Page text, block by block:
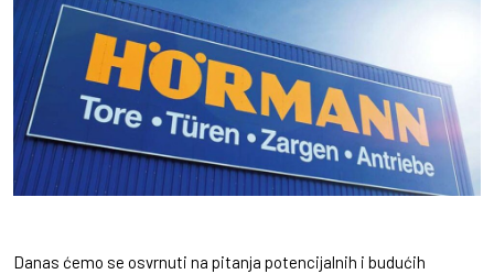
Danas ćemo se osvrnuti na pitanja potencijalnih i budućih